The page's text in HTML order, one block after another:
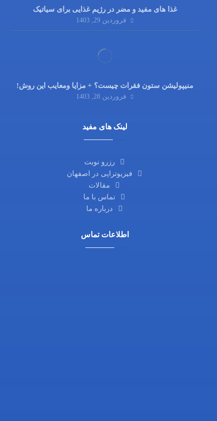
غذا های مفید و مضر در رژیم غذایی برای سیاتیک
فروردین 29, 1403
منیپولیشن ستون فقرات چیست؟ + مزایا ومعایب این روش!
فروردین 28, 1403
لینک های مفید
رزرو نوبت
فیزیوتراپی در اصفهان
مقالات
تماس با ما
درباره ما
اطلاعات تماس